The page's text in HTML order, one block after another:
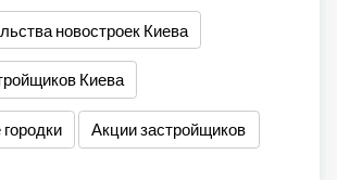
новостроек Киева
Киева
Акции застройщиков